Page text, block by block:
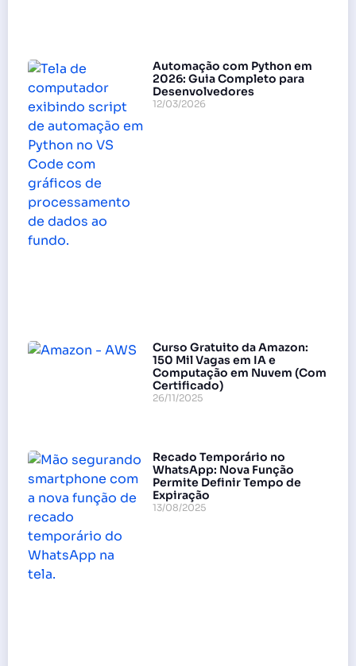
Automação com Python em
2026: Guia Completo para
Desenvolvedores
12/03/2026
Curso Gratuito da Amazon:
150 Mil Vagas em IA e
Computação em Nuvem (Com
Certificado)
26/11/2025
Recado Temporário no
WhatsApp: Nova Função
Permite Definir Tempo de
Expiração
13/08/2025